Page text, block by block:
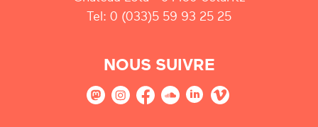
Tel: 0 (033)5 59 93 25 25
NOUS SUIVRE